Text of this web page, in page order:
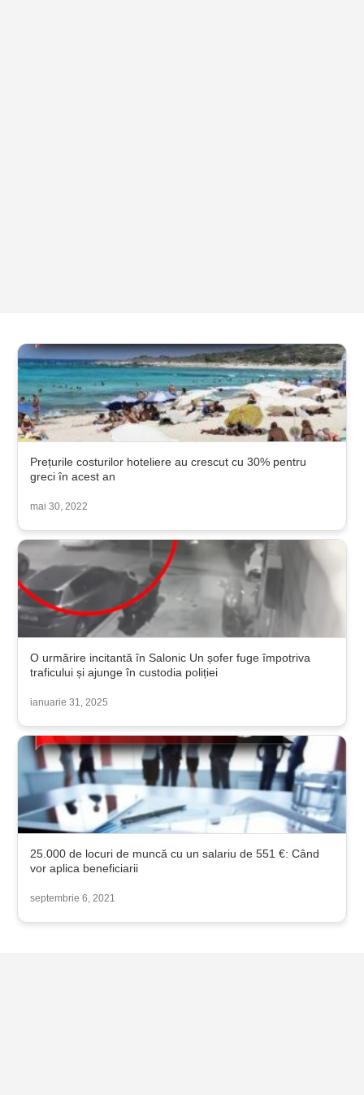
Prețurile costurilor hoteliere au crescut cu 30% pentru
greci în acest an
mai 30, 2022
O urmărire incitantă în Salonic Un șofer fuge împotriva
traficului și ajunge în custodia poliției
ianuarie 31, 2025
25.000 de locuri de muncă cu un salariu de 551 €: Când
vor aplica beneficiarii
septembrie 6, 2021